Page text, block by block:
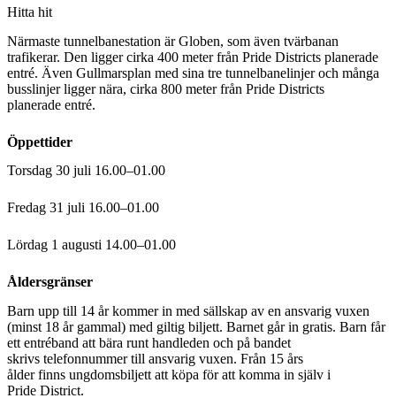
Hitta hit
Närmaste tunnelbanestation är Globen, som även tvärbanan
trafikerar. Den ligger cirka 400 meter från Pride Districts planerade
entré. Även Gullmarsplan med sina tre tunnelbanelinjer och många
busslinjer ligger nära, cirka 800 meter från Pride Districts
planerade entré.
Öppettider
Torsdag 30 juli 16.00–01.00
Fredag 31 juli 16.00–01.00
Lördag 1 augusti 14.00–01.00
Åldersgränser
Barn upp till 14 år kommer in med sällskap av en ansvarig vuxen
(minst 18 år gammal) med giltig biljett. Barnet går in gratis. Barn får
ett entréband att bära runt handleden och på bandet
skrivs telefonnummer till ansvarig vuxen. Från 15 års
ålder finns ungdomsbiljett att köpa för att komma in själv i
Pride District.